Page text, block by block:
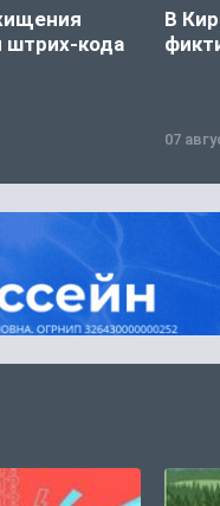
штрих-кода
В
07